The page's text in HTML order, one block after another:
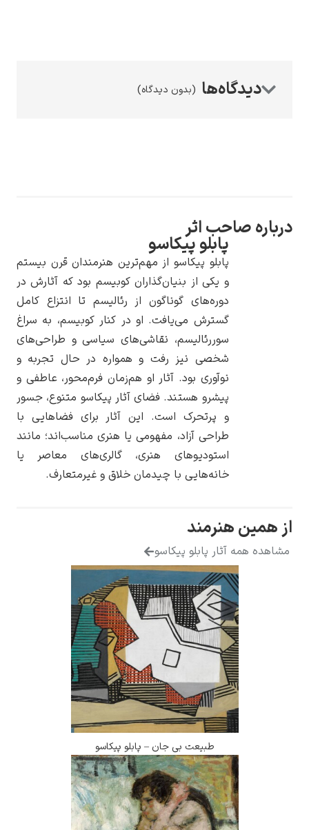
پیر آگوست رنوآر
یوهانس فرمیر
پرفروش‌ترین
تابلوها
(بدون دیدگاه)
صاحب اثر
پابلو پیکاسو
پابلو پیکاسو از مهم‌ترین هنرمندان قرن بیستم
و یکی از بنیان‌گذاران کوبیسم بود که آثارش در
دوره‌های گوناگون از رئالیسم تا انتزاع کامل
گسترش می‌یافت. او در کنار کوبیسم، به سراغ
سوررئالیسم، نقاشی‌های سیاسی و طراحی‌های
شخصی نیز رفت و همواره در حال تجربه و
نوآوری بود. آثار او هم‌زمان فرم‌محور، عاطفی و
پیشرو هستند. فضای آثار پیکاسو متنوع، جسور
و پرتحرک است. این آثار برای فضاهایی با
طراحی آزاد، مفهومی یا هنری مناسب‌اند؛ مانند
استودیوهای هنری، گالری‌های معاصر یا
خانه‌هایی با چیدمان خلاق و غیرمتعارف.
همین هنرمند
همه آثار پابلو پیکاسو
طبیعت بی جان – پابلو پیکاسو